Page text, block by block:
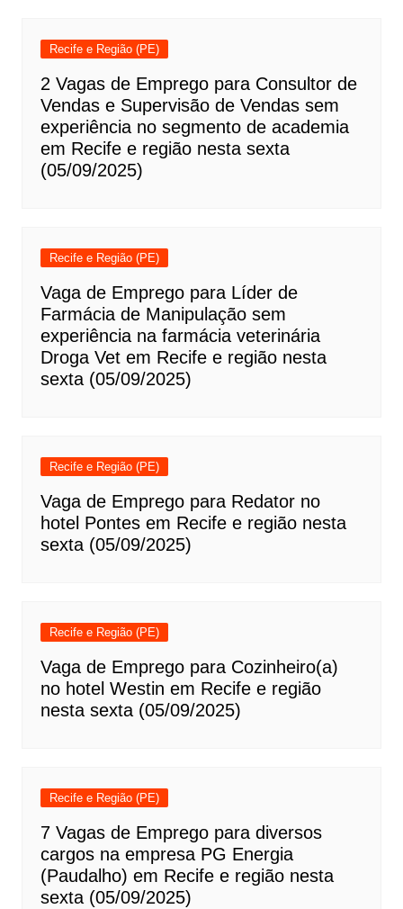
Recife e Região (PE)
2 Vagas de Emprego para Consultor de
Vendas e Supervisão de Vendas sem
experiência no segmento de academia
em Recife e região nesta sexta
(05/09/2025)
Recife e Região (PE)
Vaga de Emprego para Líder de
Farmácia de Manipulação sem
experiência na farmácia veterinária
Droga Vet em Recife e região nesta
sexta (05/09/2025)
Recife e Região (PE)
Vaga de Emprego para Redator no
hotel Pontes em Recife e região nesta
sexta (05/09/2025)
Recife e Região (PE)
Vaga de Emprego para Cozinheiro(a)
no hotel Westin em Recife e região
nesta sexta (05/09/2025)
Recife e Região (PE)
7 Vagas de Emprego para diversos
cargos na empresa PG Energia
(Paudalho) em Recife e região nesta
sexta (05/09/2025)